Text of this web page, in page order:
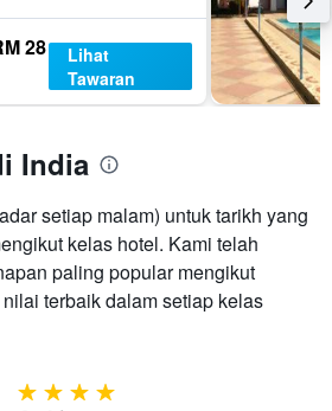
28
Lihat
Tawaran
India
setiap malam) untuk tarikh yang
kelas hotel. Kami telah
paling popular mengikut
terbaik dalam setiap kelas
4 bintang